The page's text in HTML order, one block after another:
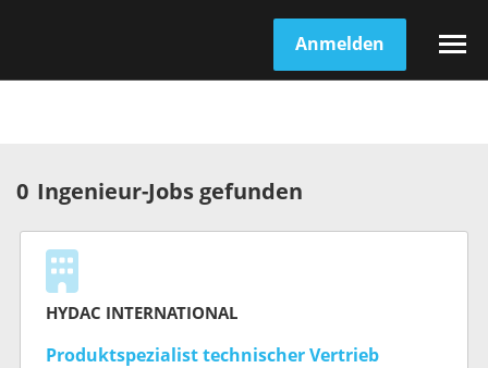
Anmelden
0 Ingenieur-Jobs gefunden
HYDAC INTERNATIONAL
Produktspezialist technischer Vertrieb